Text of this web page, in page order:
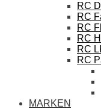
RC
RC
RC
RC
RC
RC
MARKEN